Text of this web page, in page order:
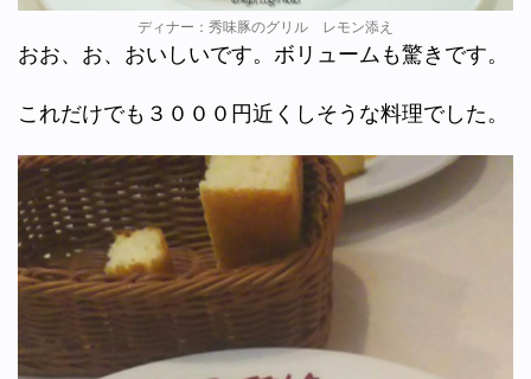
ディナー：秀味豚のグリル レモン添え
おお、お、おいしいです。ボリュームも驚きです。
これだけでも３０００円近くしそうな料理でした。